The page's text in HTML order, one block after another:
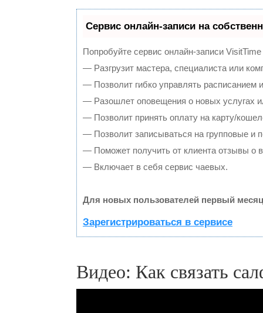
Сервис онлайн-записи на
Попробуйте сервис онлайн-записи
— Разгрузит мастера, специалиста или
— Позволит гибко управлять расписанием и
— Разошлет оповещения о новых услугах
— Позволит принять оплату на карту/
— Позволит записываться на групповые и
— Поможет получить от клиента отзывы о
— Включает в себя сервис чаевых.
Для новых пользователей первый
Зарегистрироваться в сервисе
Видео: Как связать